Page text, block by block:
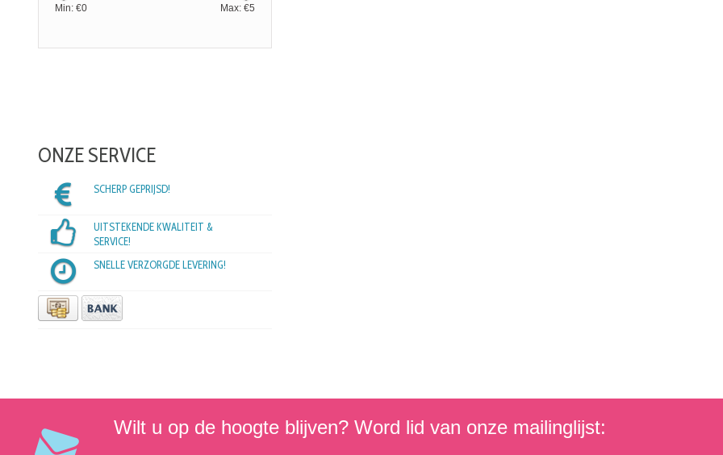
Min: €0 Max: €5
ONZE SERVICE
SCHERP GEPRIJSD!
UITSTEKENDE KWALITEIT &
SERVICE!
SNELLE VERZORGDE LEVERING!
Wilt u op de hoogte blijven? Word lid van onze mailinglijst: